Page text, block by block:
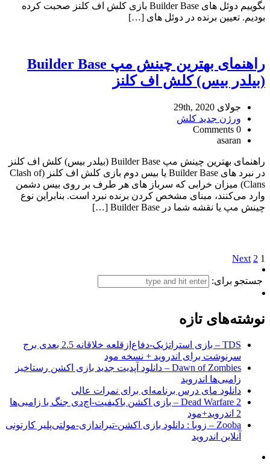
بگوییم دوئل های Builder Base بازی کلش اف کلنز صحبت کرده
بودیم. تعیین برنده در دوئل های […]
راهنمای بهترین چینش مپ Builder Base
(بیلدر بیس) کلش اف کلنز
جولای 29th, 2020
ورژن جدید کلش
0 Comments
asaran
راهنمای بهترین چینش مپ Builder Base (بیلدر بیس) کلش اف کلنز
در نبرد های Builder Base یا بیس دوم بازی کلش اف کلنز (Clash of
Clans) میزان خرابی که سرباز های هر طرف بر روی بیس دشمن
وارد می‌کنند، مبنای مشخص کردن برنده نبرد است. بنابراین نوع
چینش مپ یا نقشه شما در Builder Base […]
1
2
Next
جستجو برای:
نوشته‌های تازه
TDS – بازی استراتژیک-دفاع‌از‌قلعه خلاقانه 2.5 بعدی برج
سرنوشت برای اندروید + نسخه مود
Dawn of Zombies – دانلود آپدیت جدید بازی اکشن رستاخیز
زامبی‌ها اندروید
دانلود مای درس برنامه‌ای برای نمرات عالی
Dead Warfare 2 – بازی اکشن باکیفیت-اچ‌دی جنگ با زامبی‌ها
2 اندروید+مود
Zooba – زوبا : دانلود بازی اکشن-تیراندازی-مولتی‌پلیر کارتونی
آنلاین اندروید